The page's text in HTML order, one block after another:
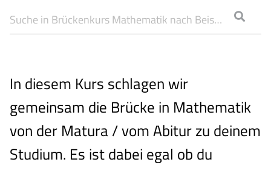
In diesem Kurs schlagen wir
gemeinsam die Brücke in Mathematik
von der Matura / vom Abitur zu deinem
Studium. Es ist dabei egal ob du